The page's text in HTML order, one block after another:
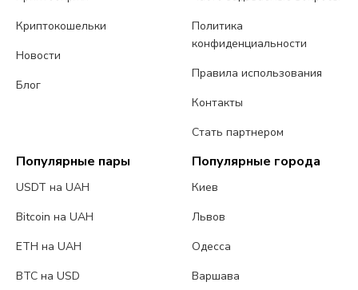
Криптокошельки
Новости
Блог
Политика
конфиденциальности
Правила использования
Контакты
Стать партнером
Популярные пары
USDT на UAH
Bitcoin на UAH
ETH на UAH
BTC на USD
Популярные города
Киев
Львов
Одесса
Варшава